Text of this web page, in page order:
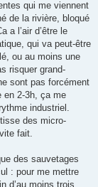
qui me viennent
de la rivière, bloqué
a l’air d’être le
qui va peut-être
ou au moins une
risquer grand-
sont pas forcément
en 2-3h, ça me
industriel.
des micro-
fait.
des sauvetages
: pour me mettre
d’au moins trois